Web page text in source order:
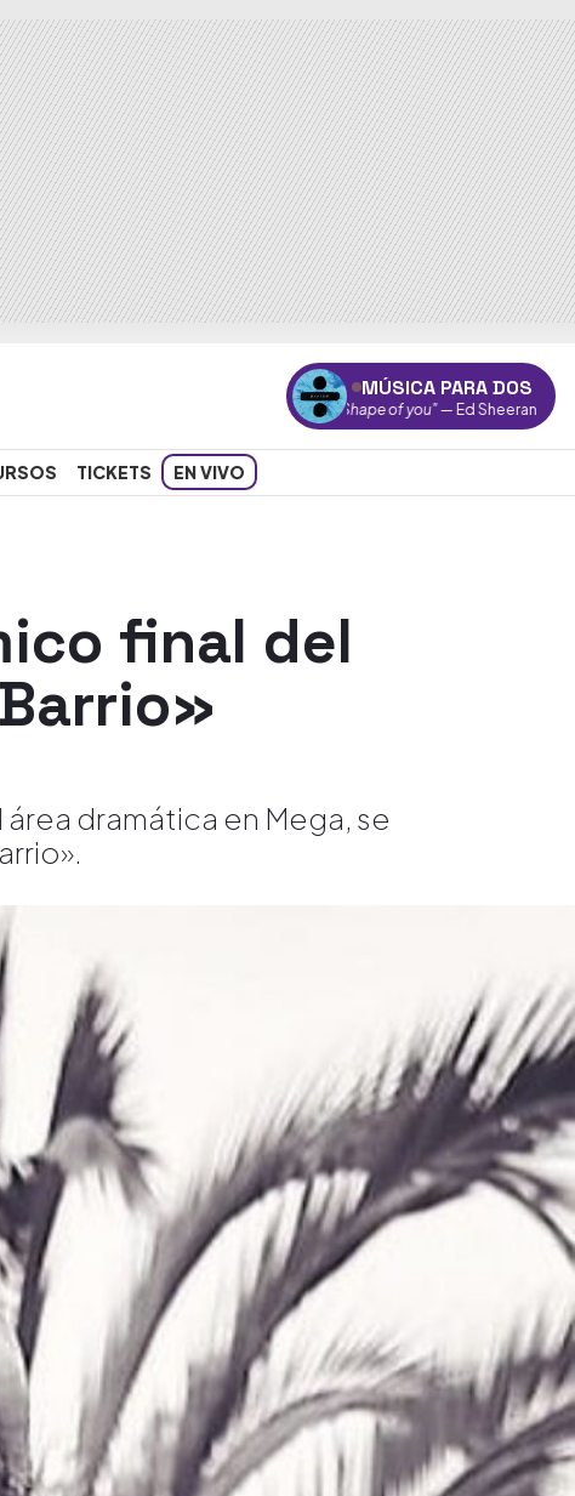
MÚSICA PARA DOS
"Shape of you"— Ed Sheeran
TICKETS EN VIVO
final del
dramática en Mega, se